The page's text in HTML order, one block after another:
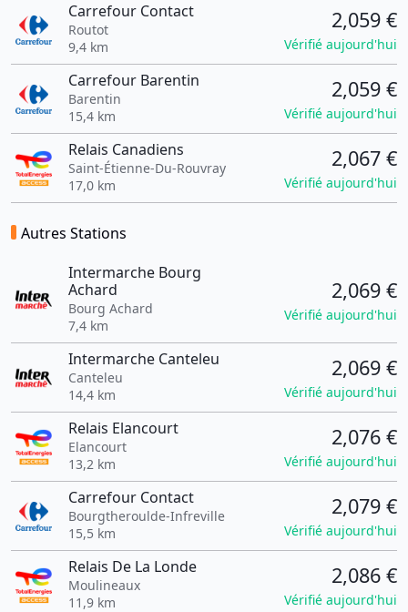
Carrefour Contact
Routot
9,4 km
2,059 €
Vérifié aujourd'hui
Carrefour Barentin
Barentin
15,4 km
2,059 €
Vérifié aujourd'hui
Relais Canadiens
Saint-Étienne-Du-Rouvray
17,0 km
2,067 €
Vérifié aujourd'hui
Autres Stations
Intermarche Bourg
Achard
Bourg Achard
7,4 km
2,069 €
Vérifié aujourd'hui
Intermarche Canteleu
Canteleu
14,4 km
2,069 €
Vérifié aujourd'hui
Relais Elancourt
Elancourt
13,2 km
2,076 €
Vérifié aujourd'hui
Carrefour Contact
Bourgtheroulde-Infreville
15,5 km
2,079 €
Vérifié aujourd'hui
Relais De La Londe
Moulineaux
11,9 km
2,086 €
Vérifié aujourd'hui